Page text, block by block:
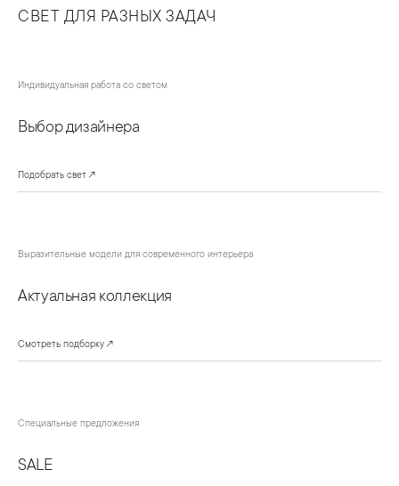
СВЕТ ДЛЯ РАЗНЫХ ЗАДАЧ
Индивидуальная работа со светом
Выбор дизайнера
Подобрать свет ↗
Выразительные модели для современного интерьера
Актуальная коллекция
Смотреть подборку ↗
Специальные предложения
SALE